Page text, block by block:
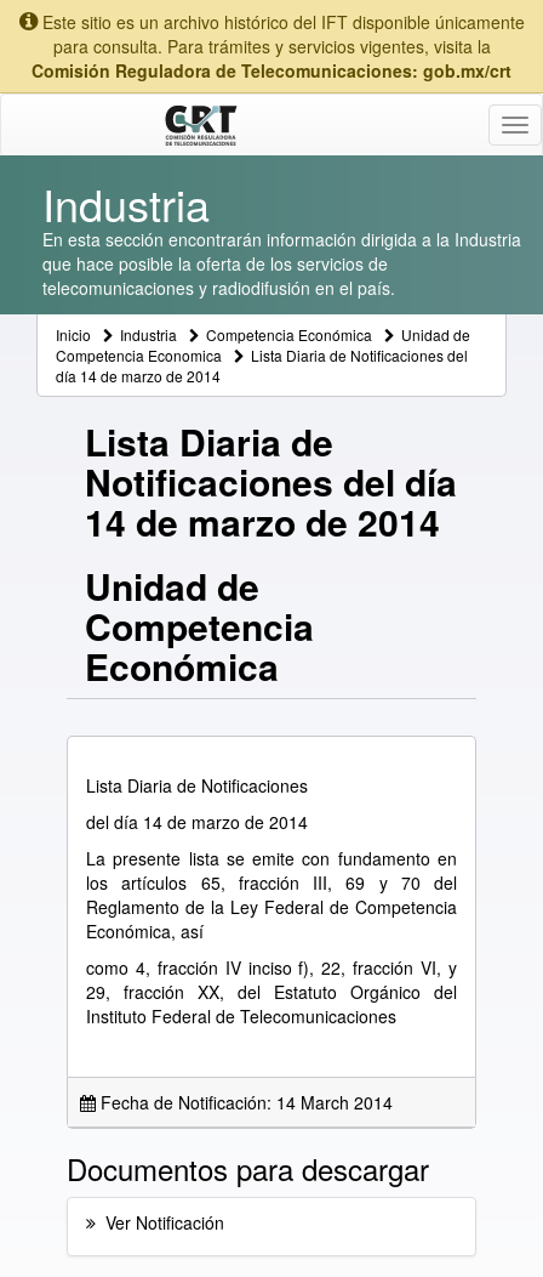
Este sitio es un archivo histórico del IFT disponible únicamente
para consulta. Para trámites y servicios vigentes, visita la
Comisión Reguladora de Telecomunicaciones: gob.mx/crt
Industria
En esta sección encontrarán información dirigida a la Industria
que hace posible la oferta de los servicios de
telecomunicaciones y radiodifusión en el país.
Inicio Industria Competencia Económica
Unidad de
Competencia Economica
Lista Diaria de Notificaciones del
día 14 de marzo de 2014
Lista Diaria de
Notificaciones del día
14 de marzo de 2014
Unidad de
Competencia
Económica
Lista Diaria de Notificaciones
del día 14 de marzo de 2014
La presente lista se emite con fundamento en
los artículos 65, fracción III, 69 y 70 del
Reglamento de la Ley Federal de Competencia
Económica, así
como 4, fracción IV inciso f), 22, fracción VI, y
29, fracción XX, del Estatuto Orgánico del
Instituto Federal de Telecomunicaciones
Fecha de Notificación: 14 March 2014
Documentos para descargar
Ver Notificación